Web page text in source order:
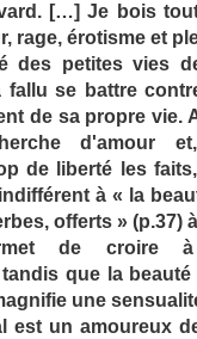
[…] Je bois
rage, érotisme et
des petites vies
se battre
de sa propre vie.
d'amour
de liberté les
à « la
offerts » (p.37)
de croire
que la
une
est un amoureux